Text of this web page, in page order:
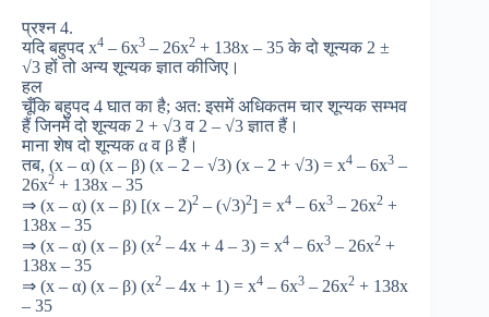
प्रश्न 4.
यदि बहुपद x4 – 6x3 – 26x2 + 138x – 35 के दो शून्यक 2 ±
√3 हों तो अन्य शून्यक ज्ञात कीजिए।
हल
चूँकि बहुपद 4 घात का है; अत: इसमें अधिकतम चार शून्यक सम्भव
हैं जिनमें दो शून्यक 2 + √3 व 2 – √3 ज्ञात हैं।
माना शेष दो शून्यक α व β हैं।
तब, (x – α) (x – β) (x – 2 – √3) (x – 2 + √3) = x4 – 6x3 –
26x2 + 138x – 35
⇒ (x – α) (x – β) [(x – 2)2 – (√3)2] = x4 – 6x3 – 26x2 +
138x – 35
⇒ (x – α) (x – β) (x2 – 4x + 4 – 3) = x4 – 6x3 – 26x2 +
138x – 35
⇒ (x – α) (x – β) (x2 – 4x + 1) = x4 – 6x3 – 26x2 + 138x
– 35